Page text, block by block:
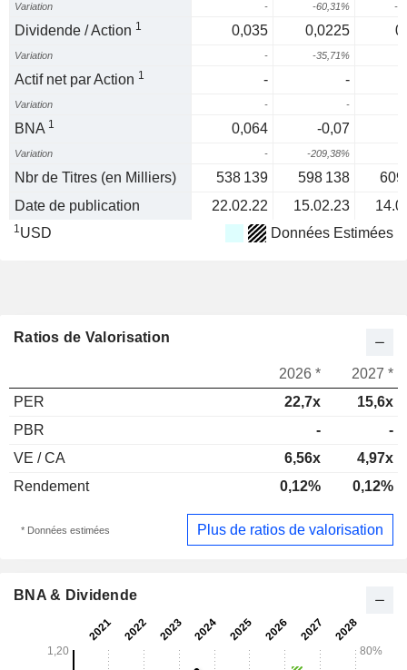
Variation - -60,31% -
Dividende / Action 1 0,035 0,0225
Variation - -35,71%
Actif net par Action 1 - -
Variation - -
BNA 1 0,064 -0,07
Variation - -209,38%
Nbr de Titres (en Milliers) 538 139 598 138
609
Date de publication
22.02.22 15.02.23
1USD Données Estimées
Ratios de Valorisation
2026 *
2027 *
PER
22,7x
15,6x
PBR
-
-
VE / CA
6,56x
4,97x
Rendement
0,12% 0,12%
* Données estimées Plus de ratios de valorisation
BNA & Dividende